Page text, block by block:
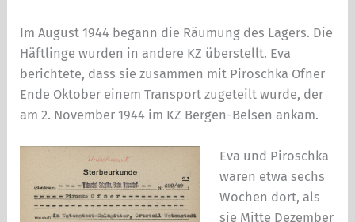
Im August 1944 begann die Räumung des Lagers. Die
Häftlinge wurden in andere KZ überstellt. Eva
berichtete, dass sie zusammen mit Piroschka Ofner
Ende Oktober einem Transport zugeteilt wurde, der
am 2. November 1944 im KZ Bergen-Belsen ankam.
Eva und Piroschka
waren etwa sechs
Wochen dort, als
sie Mitte Dezember